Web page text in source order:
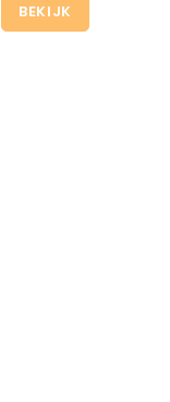
BEKIJK